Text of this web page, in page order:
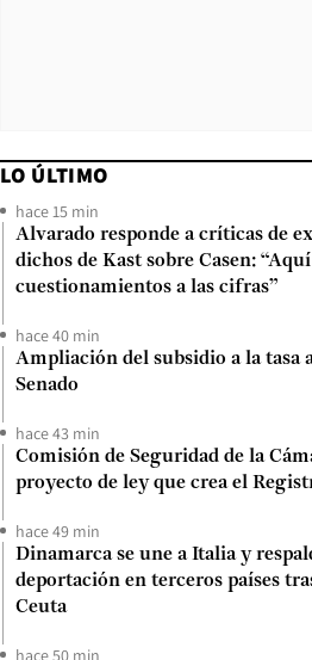
LO ÚLTIMO
hace 15 min
Alvarado responde a críticas de
dichos de Kast sobre Casen:
cuestionamientos a las cifras”
hace 40 min
Ampliación del subsidio a la tasa
Senado
hace 43 min
Comisión de Seguridad de la
proyecto de ley que crea el
hace 49 min
Dinamarca se une a Italia y
deportación en terceros países
Ceuta
hace 50 min